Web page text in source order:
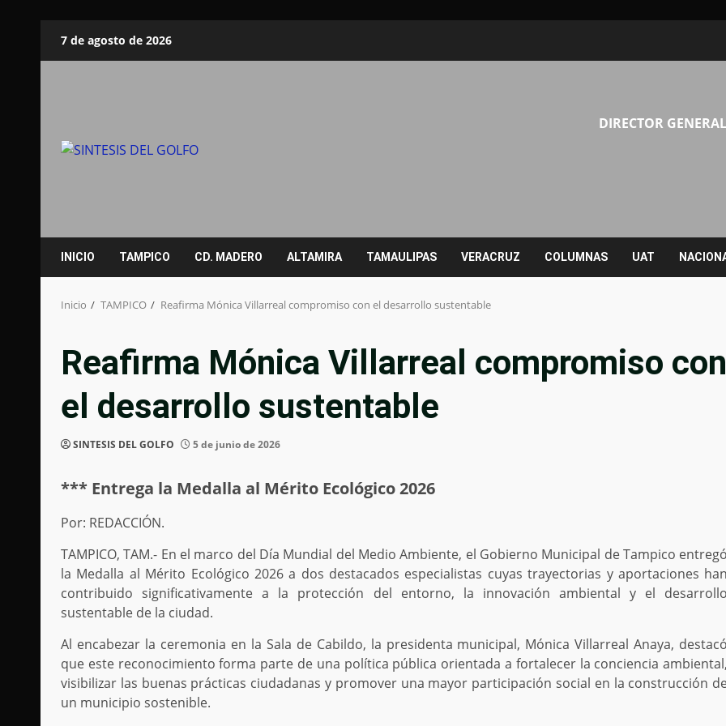
7 de agosto de 2026
DIRECTOR
INICIO TAMPICO CD. MADERO ALTAMIRA TAMAULIPAS VERACRUZ COLUMNAS UAT
Inicio TAMPICO Reafirma Mónica Villarreal compromiso con el desarrollo sustentable
Reafirma Mónica Villarreal compromiso con
el desarrollo sustentable
SINTESIS DEL GOLFO 5 de junio de 2026
*** Entrega la Medalla al Mérito Ecológico 2026
Por: REDACCIÓN.
TAMPICO, TAM.- En el marco del Día Mundial del Medio Ambiente, el Gobierno Municipal de Tampico entregó
la Medalla al Mérito Ecológico 2026 a dos destacados especialistas cuyas trayectorias y aportaciones han
contribuido significativamente a la protección del entorno, la innovación ambiental y el desarrollo
sustentable de la ciudad.
Al encabezar la ceremonia en la Sala de Cabildo, la presidenta municipal, Mónica Villarreal Anaya, destacó
que este reconocimiento forma parte de una política pública orientada a fortalecer la conciencia ambiental,
visibilizar las buenas prácticas ciudadanas y promover una mayor participación social en la construcción
un municipio sostenible.